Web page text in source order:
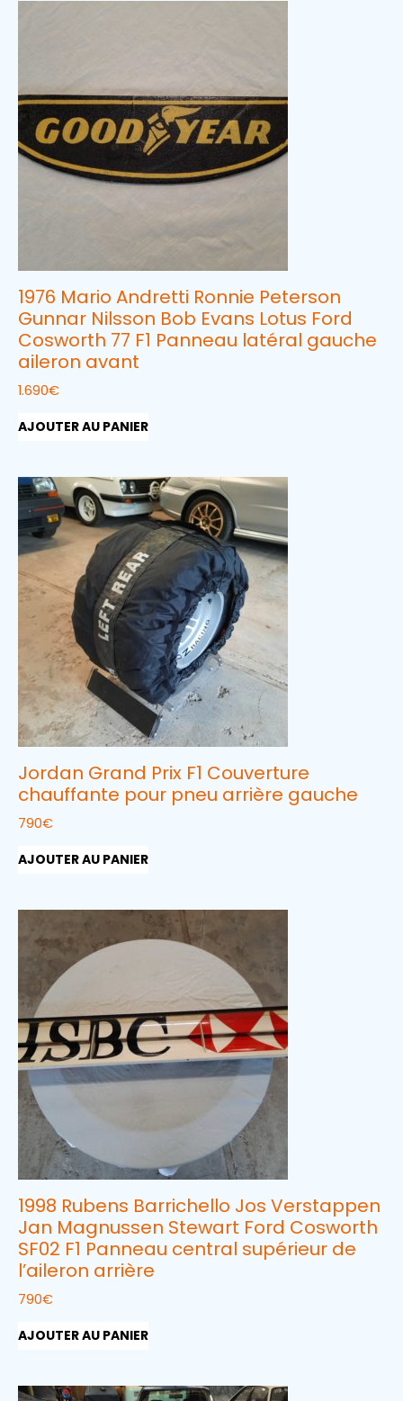
1976 Mario Andretti Ronnie Peterson
Gunnar Nilsson Bob Evans Lotus Ford
Cosworth 77 F1 Panneau latéral gauche
aileron avant
1.690€
AJOUTER AU PANIER
Jordan Grand Prix F1 Couverture
chauffante pour pneu arrière gauche
790€
AJOUTER AU PANIER
1998 Rubens Barrichello Jos Verstappen
Jan Magnussen Stewart Ford Cosworth
SF02 F1 Panneau central supérieur de
l’aileron arrière
790€
AJOUTER AU PANIER